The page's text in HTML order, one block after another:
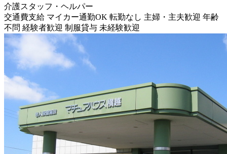
介護スタッフ・ヘルパー
交通費支給 マイカー通勤OK 転勤なし 主婦・主夫歓迎 年齢
不問 経験者歓迎 制服貸与 未経験歓迎